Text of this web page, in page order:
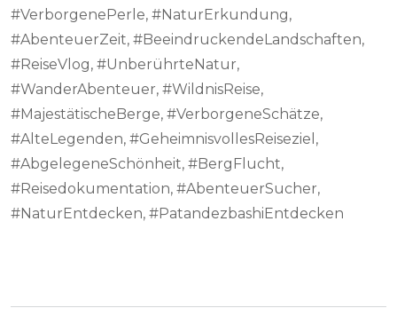
#VerborgenePerle, #NaturErkundung,
#AbenteuerZeit, #BeeindruckendeLandschaften,
#ReiseVlog, #UnberührteNatur,
#WanderAbenteuer, #WildnisReise,
#MajestätischeBerge, #VerborgeneSchätze,
#AlteLegenden, #GeheimnisvollesReiseziel,
#AbgelegeneSchönheit, #BergFlucht,
#Reisedokumentation, #AbenteuerSucher,
#NaturEntdecken, #PatandezbashiEntdecken